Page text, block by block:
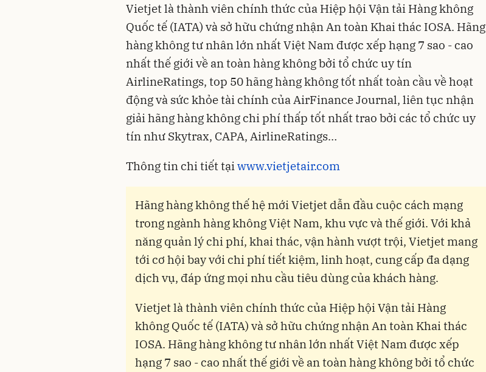
Vietjet là thành viên chính thức của Hiệp hội Vận tải Hàng không
Quốc tế (IATA) và sở hữu chứng nhận An toàn Khai thác IOSA. Hãng
hàng không tư nhân lớn nhất Việt Nam được xếp hạng 7 sao - cao
nhất thế giới về an toàn hàng không bởi tổ chức uy tín
AirlineRatings, top 50 hãng hàng không tốt nhất toàn cầu về hoạt
động và sức khỏe tài chính của AirFinance Journal, liên tục nhận
giải hãng hàng không chi phí thấp tốt nhất trao bởi các tổ chức uy
tín như Skytrax, CAPA, AirlineRatings…
Thông tin chi tiết tạiwww.vietjetair.com
Hãng hàng không thế hệ mới Vietjet dẫn đầu cuộc cách mạng
trong ngành hàng không Việt Nam, khu vực và thế giới. Với khả
năng quản lý chi phí, khai thác, vận hành vượt trội, Vietjet mang
tới cơ hội bay với chi phí tiết kiệm, linh hoạt, cung cấp đa dạng
dịch vụ, đáp ứng mọi nhu cầu tiêu dùng của khách hàng.
Vietjet là thành viên chính thức của Hiệp hội Vận tải Hàng
không Quốc tế (IATA) và sở hữu chứng nhận An toàn Khai thác
IOSA. Hãng hàng không tư nhân lớn nhất Việt Nam được xếp
hạng 7 sao - cao nhất thế giới về an toàn hàng không bởi tổ chức